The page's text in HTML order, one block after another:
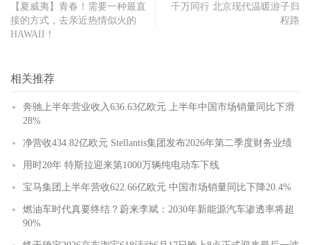
【夏威夷】青春！需要一种最直
接的方式，去亲近热情似火的
HAWAII！
千万同行 北京现代温暖游子归
程路
相关推荐
奔驰上半年营业收入636.63亿欧元 上半年中国市场销量同比下滑
28%
净营收434.82亿欧元 Stellantis集团发布2026年第二季度财务业绩
用时20年 特斯拉迎来第1000万辆纯电动车下线
宝马集团上半年营收622.66亿欧元 中国市场销量同比下降20.4%
燃油车时代真要终结？蔚来李斌：2030年新能源汽车渗透率将超
90%